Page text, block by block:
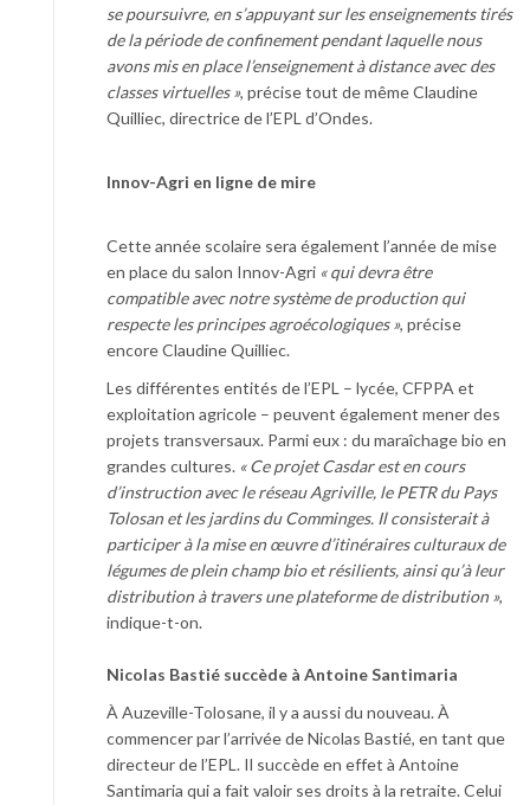
se poursuivre, en s’appuyant sur les enseignements tirés
de la période de confinement pendant laquelle nous
avons mis en place l’enseignement à distance avec des
classes virtuelles », précise tout de même Claudine
Quilliec, directrice de l’EPL d’Ondes.
Innov-Agri en ligne de mire
Cette année scolaire sera également l’année de mise
en place du salon Innov-Agri « qui devra être
compatible avec notre système de production qui
respecte les principes agroécologiques », précise
encore Claudine Quilliec.
Les différentes entités de l’EPL – lycée, CFPPA et
exploitation agricole – peuvent également mener des
projets transversaux. Parmi eux : du maraîchage bio en
grandes cultures. « Ce projet Casdar est en cours
d’instruction avec le réseau Agriville, le PETR du Pays
Tolosan et les jardins du Comminges. Il consisterait à
participer à la mise en œuvre d’itinéraires culturaux de
légumes de plein champ bio et résilients, ainsi qu’à leur
distribution à travers une plateforme de distribution »,
indique-t-on.
Nicolas Bastié succède à Antoine Santimaria
À Auzeville-Tolosane, il y a aussi du nouveau. À
commencer par l’arrivée de Nicolas Bastié, en tant que
directeur de l’EPL. Il succède en effet à Antoine
Santimaria qui a fait valoir ses droits à la retraite. Celui